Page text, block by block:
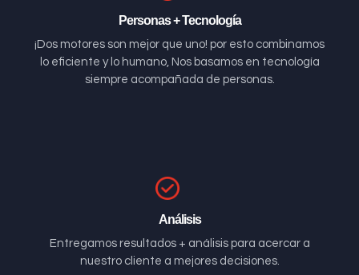
Personas + Tecnología
¡Dos motores son mejor que uno! por esto combinamos
lo eficiente y lo humano, Nos basamos en tecnología
siempre acompañada de personas.
Análisis
Entregamos resultados + análisis para acercar a
nuestro cliente a mejores decisiones.